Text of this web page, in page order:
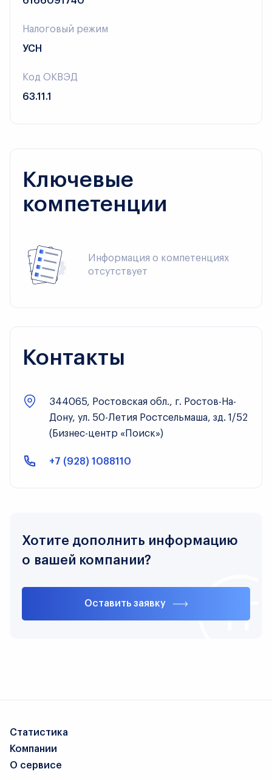
Налоговый режим
УСН
Код ОКВЭД
63.11.1
Ключевые
компетенции
Информация о компетенциях
отсутствует
Контакты
344065, Ростовская обл., г. Ростов-На-
Дону, ул. 50-Летия Ростсельмаша, зд. 1/52
(Бизнес-центр «Поиск»)
+7 (928) 1088110
Хотите дополнить информацию
о вашей компании?
Оставить заявку
Статистика
Компании
О сервисе